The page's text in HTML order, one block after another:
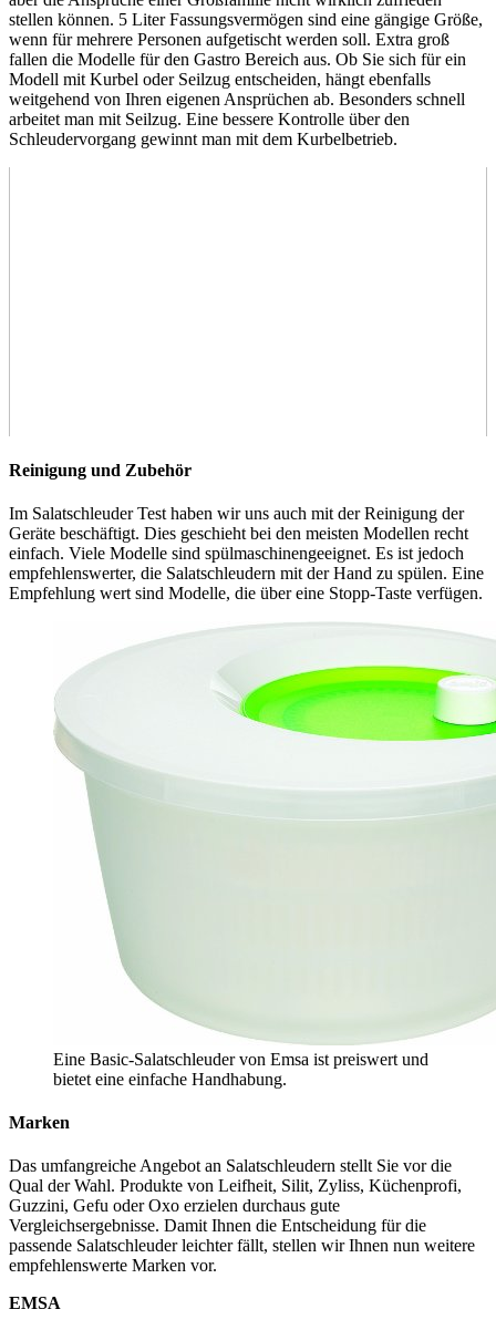
stellen können. 5 Liter Fassungsvermögen sind eine gängige Größe,
wenn für mehrere Personen aufgetischt werden soll. Extra groß
fallen die Modelle für den Gastro Bereich aus. Ob Sie sich für ein
Modell mit Kurbel oder Seilzug entscheiden, hängt ebenfalls
weitgehend von Ihren eigenen Ansprüchen ab. Besonders schnell
arbeitet man mit Seilzug. Eine bessere Kontrolle über den
Schleudervorgang gewinnt man mit dem Kurbelbetrieb.
Reinigung und Zubehör
Im Salatschleuder Test haben wir uns auch mit der Reinigung der
Geräte beschäftigt. Dies geschieht bei den meisten Modellen recht
einfach. Viele Modelle sind spülmaschinengeeignet. Es ist jedoch
empfehlenswerter, die Salatschleudern mit der Hand zu spülen. Eine
Empfehlung wert sind Modelle, die über eine Stopp-Taste verfügen.
Eine Basic-Salatschleuder von Emsa ist preiswert und
bietet eine einfache Handhabung.
Marken
Das umfangreiche Angebot an Salatschleudern stellt Sie vor die
Qual der Wahl. Produkte von Leifheit, Silit, Zyliss, Küchenprofi,
Guzzini, Gefu oder Oxo erzielen durchaus gute
Vergleichsergebnisse. Damit Ihnen die Entscheidung für die
passende Salatschleuder leichter fällt, stellen wir Ihnen nun weitere
empfehlenswerte Marken vor.
EMSA